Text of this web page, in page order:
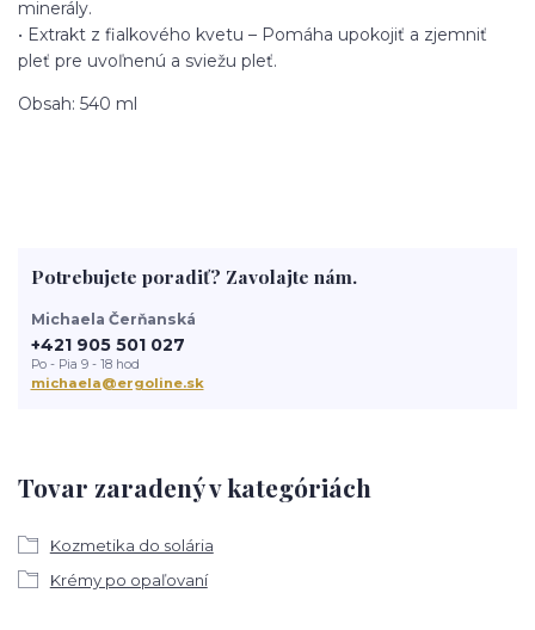
minerály.
• Extrakt z fialkového kvetu – Pomáha upokojiť a zjemniť
pleť pre uvoľnenú a sviežu pleť.
Obsah: 540 ml
Tovar zaradený v kategóriách
Kozmetika do solária
Krémy po opaľovaní
Potrebujete poradiť? Zavolajte nám.
Michaela Čerňanská
+421 905 501 027
Po - Pia 9 - 18 hod
michaela@ergoline.sk